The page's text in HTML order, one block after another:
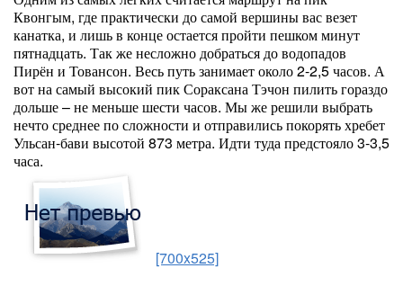
Квонгым, где практически до самой вершины вас везет
канатка, и лишь в конце остается пройти пешком минут
пятнадцать. Так же несложно добраться до водопадов
Пирён и Товансон. Весь путь занимает около 2-2,5 часов. А
вот на самый высокий пик Сораксана Тэчон пилить гораздо
дольше – не меньше шести часов. Мы же решили выбрать
нечто среднее по сложности и отправились покорять хребет
Ульсан-бави высотой 873 метра. Идти туда предстояло 3-3,5
часа.
[700x525]